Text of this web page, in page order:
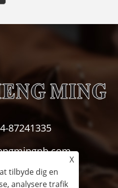
87241335
X
tilbyde dig en
analysere trafik